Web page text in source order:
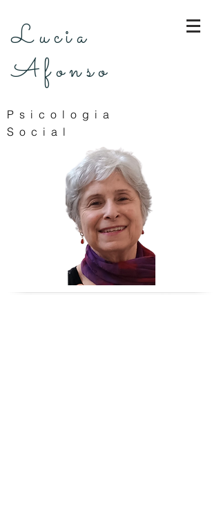
Lucia
Afonso
Psicologia
Social